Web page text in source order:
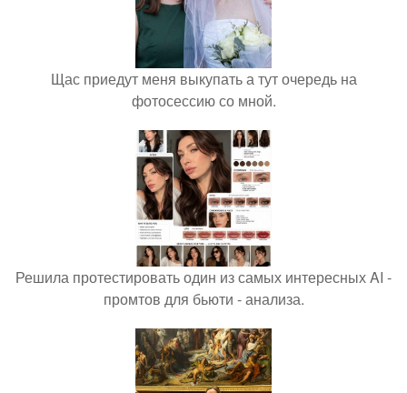
Щас приедут меня выкупать а тут очередь на
фотосессию со мной.
Решила протестировать один из самых интересных AI -
промтов для бьюти - анализа.